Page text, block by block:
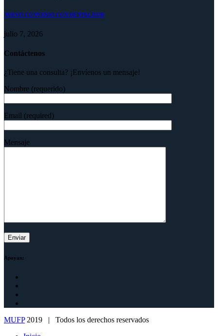
NUEVO CONVENIO CON DENTAL HUB
julio 7, 2026
Contáctenos
¿Tiene una consulta? ¡Envíenos un mensaje!
Nombre (requerido)
Email (required)
Mensaje
Apoyan:
MUFP2019 | Todos los derechos reservados